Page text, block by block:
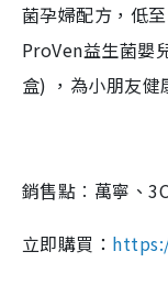
菌孕婦配方，低
ProVen益生菌嬰
盒) ，為小朋友健
銷售點︰萬寧、
立即購買：